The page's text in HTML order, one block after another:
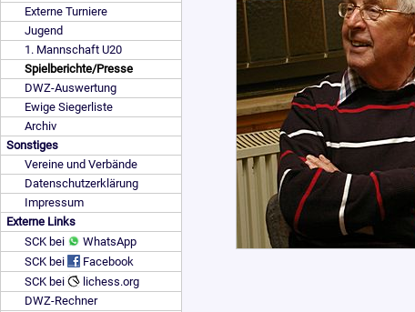
Externe Turniere
Jugend
1. Mannschaft U20
Spielberichte/Presse
DWZ-Auswertung
Ewige Siegerliste
Archiv
Sonstiges
Vereine und Verbände
Datenschutzerklärung
Impressum
Externe Links
SCK bei
WhatsApp
SCK bei
Facebook
SCK bei
lichess.org
DWZ-Rechner